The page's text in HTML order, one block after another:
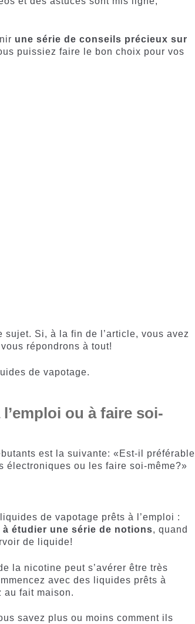
une série de conseils précieux sur
puissiez faire le bon choix pour vos
Si, à la fin de l’article, vous avez
répondrons à tout!
de vapotage.
ou à faire soi-
est la suivante: «Est-il préférable
électroniques ou les faire soi-même?»
de vapotage prêts à l’emploi :
à étudier une série de notions, quand
de liquide!
la nicotine peut s’avérer être très
avec des liquides prêts à
au fait maison.
savez plus ou moins comment ils